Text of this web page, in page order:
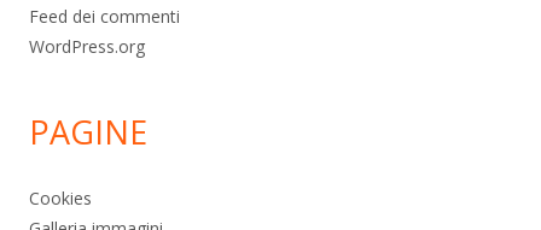
Feed dei commenti
WordPress.org
PAGINE
Cookies